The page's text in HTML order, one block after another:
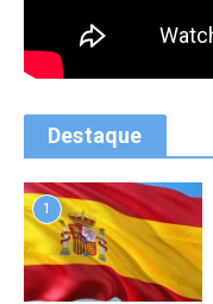
Destaque
1